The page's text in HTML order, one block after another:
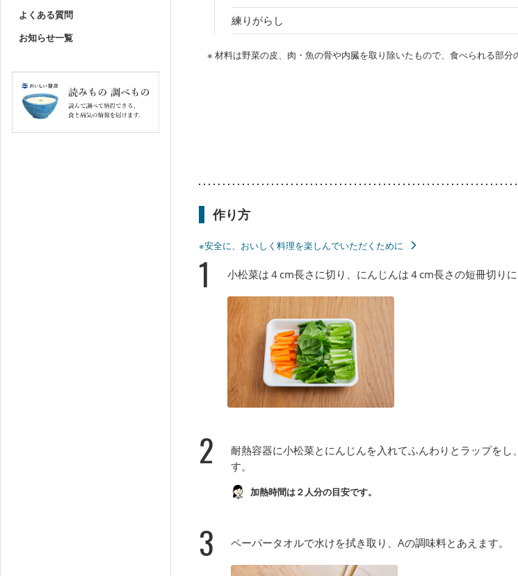
よくある質問
お知らせ一覧
練りがらし
※ 材料は野菜の皮、肉・魚の骨や内臓を取り除いたもので、食べられる部分
作り方
※安全に、おいしく料理を楽しんでいただくために
1 小松菜は４cm長さに切り、にんじんは４cm長さの短冊切りに
2
耐熱容器に小松菜とにんじんを入れてふんわりとラップを
す。
加熱時間は２人分の目安です。
3 ペーパータオルで水けを拭き取り、Aの調味料とあえます。